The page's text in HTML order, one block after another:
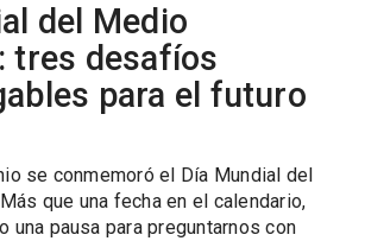
del Medio
tres desafíos
para el futuro
se conmemoró el Día Mundial del
que una fecha en el calendario,
una pausa para preguntarnos con